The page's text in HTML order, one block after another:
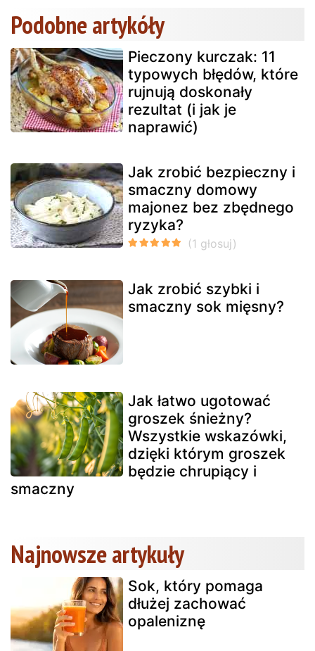
Podobne artykóły
Pieczony kurczak: 11
typowych błędów, które
rujnują doskonały
rezultat (i jak je
naprawić)
Jak zrobić bezpieczny i
smaczny domowy
majonez bez zbędnego
ryzyka?
Jak zrobić szybki i
smaczny sok mięsny?
Jak łatwo ugotować
groszek śnieżny?
Wszystkie wskazówki,
dzięki którym groszek
będzie chrupiący i
smaczny
Najnowsze artykuły
Sok, który pomaga
dłużej zachować
opaleniznę